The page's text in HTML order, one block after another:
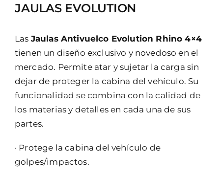
JAULAS EVOLUTION
Las Jaulas Antivuelco Evolution Rhino 4×4
tienen un diseño exclusivo y novedoso en el
mercado. Permite atar y sujetar la carga sin
dejar de proteger la cabina del vehículo. Su
funcionalidad se combina con la calidad de
los materias y detalles en cada una de sus
partes.
· Protege la cabina del vehículo de
golpes/impactos.